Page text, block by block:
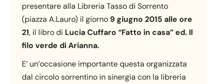
presentare alla Libreria Tasso di Sorrento
(piazza A.Lauro) il giorno 9 giugno 2015 alle ore
21, il libro di Lucia Cuffaro “Fatto in casa” ed. Il
filo verde di Arianna.
E’ un’occasione importante questa organizzata
dal circolo sorrentino in sinergia con la libreria